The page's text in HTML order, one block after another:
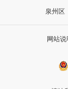
泉州区
网站说